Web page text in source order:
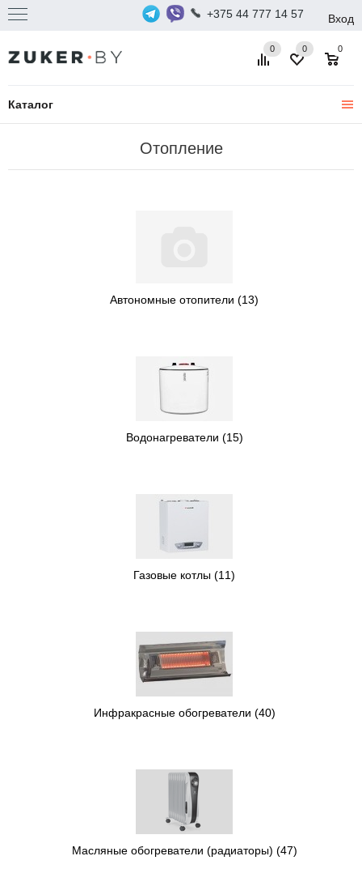
+375 44 777 14 57 Вход
Каталог
0 0
0
Отопление
Автономные отопители(13)
Водонагреватели (15)
Газовые котлы(11)
Инфракрасные обогреватели (40)
Масляные обогреватели (радиаторы) (47)